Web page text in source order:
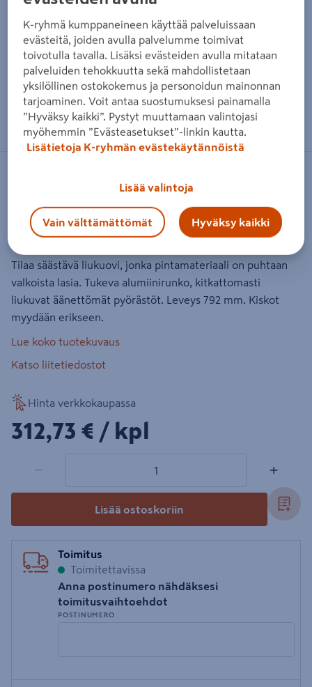
Zoomaa kuvaa sormilla kosketusnäytöllä
Tuotenumero:502016123 EAN-koodi :6438313501992
Tilaa säästävä liukuovi, jonka pintamateriaali on puhtaan
valkoista lasia. Tukeva alumiinirunko, kitkattomasti
liukuvat äänettömät pyörästöt. Leveys 792 mm. Kiskot
myydään erikseen.
Lue koko tuotekuvaus
Katso liitetiedostot
Hinta verkkokaupassa
312,73€/kpl
312,73 € / kpl
− +
Lisää ostoskoriin
Toimitus
Toimitettavissa
Anna postinumero nähdäksesi
toimitusvaihtoehdot
POSTINUMERO
K-ryhmä kumppaneineen käyttää palveluissaan
evästeitä, joiden avulla palvelumme toimivat
toivotulla tavalla. Lisäksi evästeiden avulla mitataan
palveluiden tehokkuutta sekä mahdollistetaan
yksilöllinen ostokokemus ja personoidun mainonnan
tarjoaminen. Voit antaa suostumuksesi painamalla
”Hyväksy kaikki”. Pystyt muuttamaan valintojasi
myöhemmin ”Evästeasetukset”-linkin kautta.
Lisätietoja K-ryhmän evästekäytännöistä
Lisää valintoja
Vain välttämättömät Hyväksy kaikki